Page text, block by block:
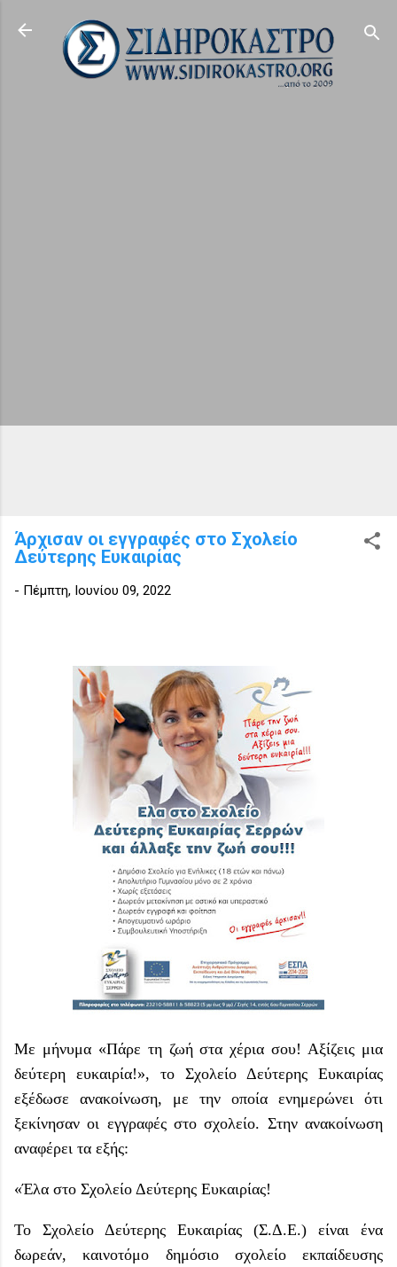
Μετάβαση στο κύριο περιεχόμενο
Άρχισαν οι εγγραφές στο Σχολείο
Δεύτερης Ευκαιρίας
- Πέμπτη, Ιουνίου 09, 2022
Με μήνυμα «Πάρε τη ζωή στα χέρια σου! Αξίζεις μια
δεύτερη ευκαιρία!», το Σχολείο Δεύτερης Ευκαιρίας
εξέδωσε ανακοίνωση, με την οποία ενημερώνει ότι
ξεκίνησαν οι εγγραφές στο σχολείο. Στην ανακοίνωση
αναφέρει τα εξής:
«Έλα στο Σχολείο Δεύτερης Ευκαιρίας!
Το Σχολείο Δεύτερης Ευκαιρίας (Σ.Δ.Ε.) είναι ένα
δωρεάν, καινοτόμο δημόσιο σχολείο εκπαίδευσης